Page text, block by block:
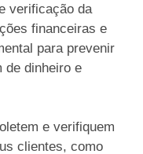
verificação da
financeiras e
para prevenir
de dinheiro e
e verifiquem
clientes, como